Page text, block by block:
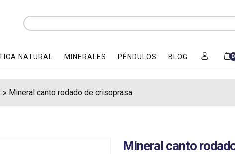
NATURAL MINERALES PÉNDULOS BLOG 0
» Mineral canto rodado de crisoprasa
Mineral canto